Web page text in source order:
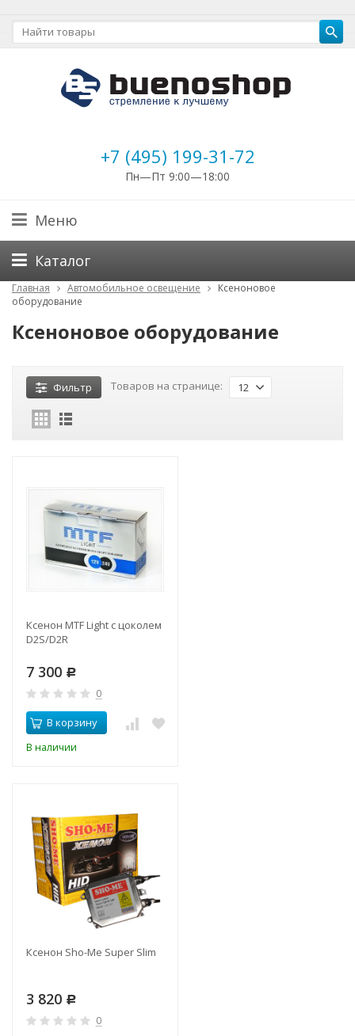
+7 (495) 199-31-72
Пн—Пт 9:00—18:00
Меню
Каталог
Главная Автомобильное освещение
Ксеноновое
оборудование
Ксеноновое оборудование
Фильтр Товаров на странице: 12
Ксенон MTF Light с цоколем
D2S/D2R
7 300 Р
0
В корзину
В наличии
Ксенон Sho-Me Super Slim
3 820 Р
0